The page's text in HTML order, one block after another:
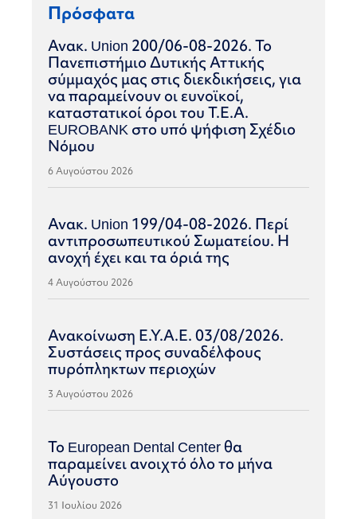
Πρόσφατα
Ανακ. Union 200/06-08-2026. Το
Πανεπιστήμιο Δυτικής Αττικής
σύμμαχός μας στις διεκδικήσεις, για
να παραμείνουν οι ευνοϊκοί,
καταστατικοί όροι του Τ.Ε.Α.
EUROBANK στο υπό ψήφιση Σχέδιο
Νόμου
6 Αυγούστου 2026
Ανακ. Union 199/04-08-2026. Περί
αντιπροσωπευτικού Σωματείου. Η
ανοχή έχει και τα όριά της
4 Αυγούστου 2026
Ανακοίνωση Ε.Υ.Α.Ε. 03/08/2026.
Συστάσεις προς συναδέλφους
πυρόπληκτων περιοχών
3 Αυγούστου 2026
Το European Dental Center θα
παραμείνει ανοιχτό όλο το μήνα
Αύγουστο
31 Ιουλίου 2026